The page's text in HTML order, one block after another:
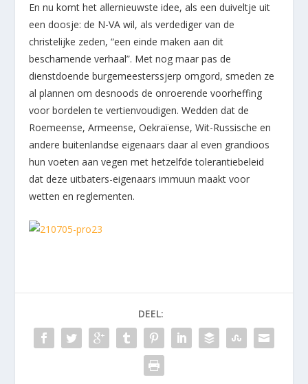
En nu komt het allernieuwste idee, als een duiveltje uit
een doosje: de N-VA wil, als verdediger van de
christelijke zeden, “een einde maken aan dit
beschamende verhaal”. Met nog maar pas de
dienstdoende burgemeesterssjerp omgord, smeden ze
al plannen om desnoods de onroerende voorheffing
voor bordelen te vertienvoudigen. Wedden dat de
Roemeense, Armeense, Oekraïense, Wit-Russische en
andere buitenlandse eigenaars daar al even grandioos
hun voeten aan vegen met hetzelfde tolerantiebeleid
dat deze uitbaters-eigenaars immuun maakt voor
wetten en reglementen.
DEEL: